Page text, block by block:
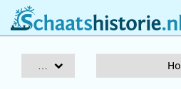
schaatshistorie.nl